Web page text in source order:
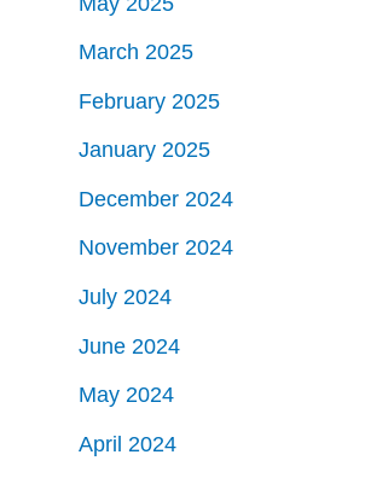
March 2025
February 2025
January 2025
December 2024
November 2024
July 2024
June 2024
May 2024
April 2024